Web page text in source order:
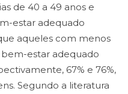
de 40 a 49 anos e
estar adequado
aqueles com menos
estar adequado
67% e 76%,
Segundo a literatura